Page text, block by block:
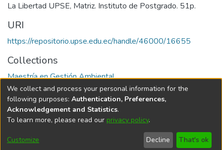
La Libertad UPSE, Matriz. Instituto de Postgrado. 51p.
URI
https://repositorio.upse.edu.ec/handle/46000/16655
Collections
Maestría en Gestión Ambiental
Full item page
DSpace softwarecopyright © 2002-2026
Cookie
End User
Agreement
Send
Feedback
We collect and process your personal information for the
following purposes: Authentication, Preferences,
Acknowledgement and Statistics.
To learn more, please read our privacy policy.
Customize Decline That's ok